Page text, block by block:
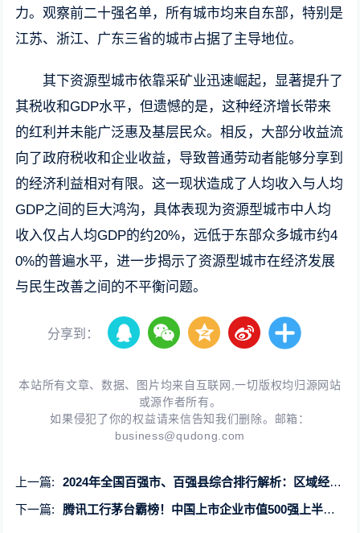
力。观察前二十强名单，所有城市均来自东部，特别是
江苏、浙江、广东三省的城市占据了主导地位。
其下资源型城市依靠采矿业迅速崛起，显著提升了
其税收和GDP水平，但遗憾的是，这种经济增长带来
的红利并未能广泛惠及基层民众。相反，大部分收益流
向了政府税收和企业收益，导致普通劳动者能够分享到
的经济利益相对有限。这一现状造成了人均收入与人均
GDP之间的巨大鸿沟，具体表现为资源型城市中人均
收入仅占人均GDP的约20%，远低于东部众多城市约4
0%的普遍水平，进一步揭示了资源型城市在经济发展
与民生改善之间的不平衡问题。
分享到：
本站所有文章、数据、图片均来自互联网,一切版权均归源网站
或源作者所有。
如果侵犯了你的权益请来信告知我们删除。邮箱：
business@qudong.com
上一篇:
2024年全国百强市、百强县综合排行解析：区域经济新趋势
下一篇:
腾讯工行茅台霸榜！中国上市企业市值500强上半年榜单亮点解析